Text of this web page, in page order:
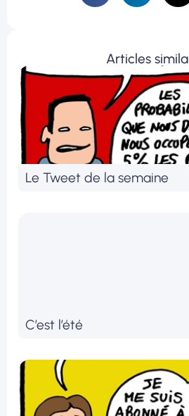
Articles
Le Tweet de la semaine
C’est l’été